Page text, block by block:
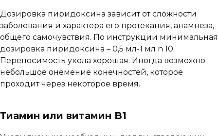
Дозировка пиридоксина зависит от сложности
заболевания и характера его протекания, анамнеза,
общего самочувствия. По инструкции минимальная
дозировка пиридоксина – 0,5 мл-1 мл n 10.
Переносимость укола хорошая. Иногда возможно
небольшое онемение конечностей, которое
проходит через некоторое время.
Тиамин или витамин B1